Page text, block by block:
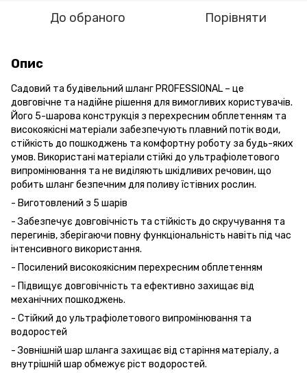
До обраного Порівняти
Опис
Садовий та будівельний шланг PROFESSIONAL – це
довговічне та надійне рішення для вимогливих користувачів.
Його 5-шарова конструкція з перехресним обплетенням та
високоякісні матеріали забезпечують плавний потік води,
стійкість до пошкоджень та комфортну роботу за будь-яких
умов. Використані матеріали стійкі до ультрафіолетового
випромінювання та не виділяють шкідливих речовин, що
робить шланг безпечним для поливу їстівних рослин.
- Виготовлений з 5 шарів
- Забезпечує довговічність та стійкість до скручування та
перегинів, зберігаючи повну функціональність навіть під час
інтенсивного використання.
- Посилений високоякісним перехресним обплетенням
- Підвищує довговічність та ефективно захищає від
механічних пошкоджень.
- Стійкий до ультрафіолетового випромінювання та
водоростей
- Зовнішній шар шланга захищає від старіння матеріалу, а
внутрішній шар обмежує ріст водоростей.